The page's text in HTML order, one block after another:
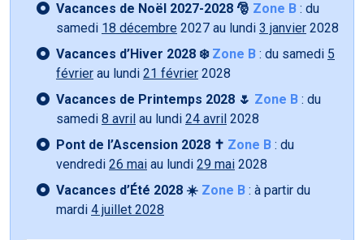
Vacances de Noël 2027-2028 🎅 Zone B : du
samedi 18 décembre 2027 au lundi 3 janvier 2028
Vacances d’Hiver 2028 ❄️ Zone B : du samedi 5
février au lundi 21 février 2028
Vacances de Printemps 2028 🌷 Zone B : du
samedi 8 avril au lundi 24 avril 2028
Pont de l’Ascension 2028 ✝️ Zone B : du
vendredi 26 mai au lundi 29 mai 2028
Vacances d’Été 2028 ☀️ Zone B : à partir du
mardi 4 juillet 2028